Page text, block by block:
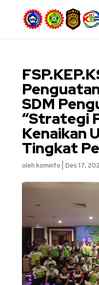
SDM
“Strategi
Kenaikan
Tingkat
oleh kominfo Des 17,